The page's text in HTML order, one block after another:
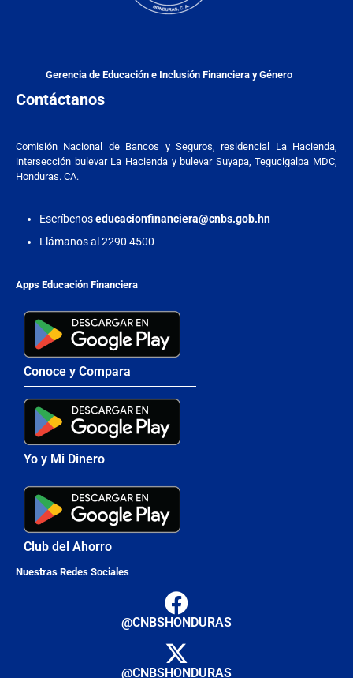
Gerencia de Educación e Inclusión Financiera y Género
Contáctanos
Comisión Nacional de Bancos y Seguros, residencial La Hacienda,
intersección bulevar La Hacienda y bulevar Suyapa, Tegucigalpa MDC,
Honduras. CA.
Escríbenoseducacionfinanciera@cnbs.gob.hn
Llámanos al 2290 4500
Apps Educación Financiera
Conoce y Compara
Yo y Mi Dinero
Club del Ahorro
Nuestras Redes Sociales
@CNBSHONDURAS
@CNBSHONDURAS